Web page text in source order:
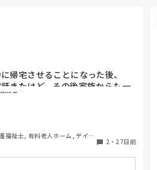
帰宅させることになった後、
きたけど、その後家族からも一
ら当然フォローも無く今に至る
てるのか？と聞いたスタッフが
いᕦ(ò_óˇ)ᕤ
話してるのかもわからないけど、
施設長
福祉士, 有料老人ホーム, デイサ
2・ 27日前